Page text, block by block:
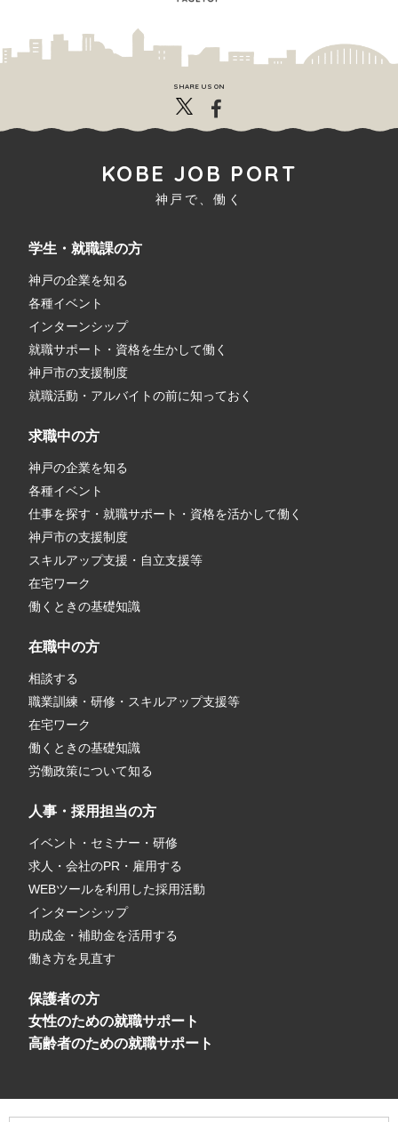
SHARE US ON
KOBE JOB PORT
神戸で、働く
学生・就職課の方
神戸の企業を知る
各種イベント
インターンシップ
就職サポート・資格を生かして働く
神戸市の支援制度
就職活動・アルバイトの前に知っておく
求職中の方
神戸の企業を知る
各種イベント
仕事を探す・就職サポート・資格を活かして働く
神戸市の支援制度
スキルアップ支援・自立支援等
在宅ワーク
働くときの基礎知識
在職中の方
相談する
職業訓練・研修・スキルアップ支援等
在宅ワーク
働くときの基礎知識
労働政策について知る
人事・採用担当の方
イベント・セミナー・研修
求人・会社のPR・雇用する
WEBツールを利用した採用活動
インターンシップ
助成金・補助金を活用する
働き方を見直す
保護者の方
女性のための就職サポート
高齢者のための就職サポート